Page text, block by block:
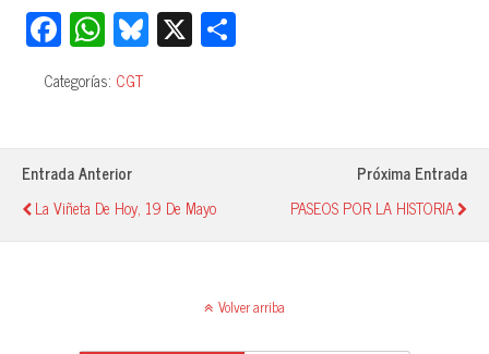
Fa
ce
bo
ok
W
ha
ts
A
pp
Bl
ue
y
X
pa
Categorías: CGT
Entrada Anterior
La Viñeta De Hoy, 19 De Mayo
Próxima Entrada
PASEOS POR LA HISTORIA
Volver arriba